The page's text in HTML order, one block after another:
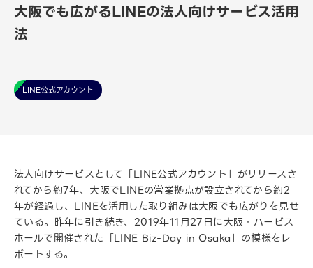
大阪でも広がるLINEの法人向けサービス活用
法
LINE公式アカウント
法人向けサービスとして「LINE公式アカウント」がリリースさ
れてから約7年、大阪でLINEの営業拠点が設立されてから約2
年が経過し、LINEを活用した取り組みは大阪でも広がりを見せ
ている。昨年に引き続き、2019年11月27日に大阪・ハービス
ホールで開催された「LINE Biz-Day in Osaka」の模様をレ
ポートする。